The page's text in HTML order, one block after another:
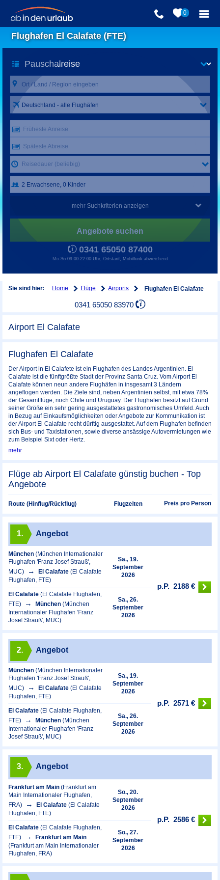
0
Flughafen El Calafate (FTE)
Deutschland - alle Flughäfen
Früheste Anreise
Späteste Abreise
Reisedauer (beliebig)
mehr Suchkriterien anzeigen
Angebote suchen
0341 65050 87400
Mo-So 09:00-22:00 Uhr, Ortstarif, Mobilfunk abweichend
Sie sind hier: Home Flüge Airports Flughafen El Calafate
0341 65050 83970
Airport El Calafate
Flughafen El Calafate
Der Airport in El Calafete ist ein Flughafen des Landes Argentinien. El
Calafate ist die fünftgrößte Stadt der Provinz Santa Cruz. Vom Airport El
Calafate können neun andere Flughäfen in insgesamt 3 Ländern
angeflogen werden. Die Ziele sind, neben Argentinien selbst, mit etwa 78%
der Gesamtflüge, noch Chile und Uruguay. Der Flughafen besitzt auf Grund
seiner Größe ein sehr gering ausgestattetes gastronomisches Umfeld. Auch
in Bezug auf Einkaufsmöglichkeiten oder Angebote zur Kommunikation ist
der Airport El Calafate recht dürftig ausgestattet. Auf dem Flughafen befinden
sich Bus- und Taxistationen, sowie diverse ansässige Autovermietungen wie
zum Beispiel Sixt oder Hertz.
mehr
Flüge ab Airport El Calafate günstig buchen - Top
Angebote
Route (Hinflug/Rückflug) Flugzeiten Preis pro Person
1. Angebot
München (München Internationaler
Flughafen 'Franz Josef Strauß',
MUC)
El Calafate (El Calafate
Flughafen, FTE)
Sa., 19.
September
2026
El Calafate (El Calafate Flughafen,
FTE)
München (München
Internationaler Flughafen 'Franz
Josef Strauß', MUC)
Sa., 26.
September
2026
p.P. 2188 €
2. Angebot
München (München Internationaler
Flughafen 'Franz Josef Strauß',
MUC)
El Calafate (El Calafate
Flughafen, FTE)
Sa., 19.
September
2026
El Calafate (El Calafate Flughafen,
FTE)
München (München
Internationaler Flughafen 'Franz
Josef Strauß', MUC)
Sa., 26.
September
2026
p.P. 2571 €
3. Angebot
Frankfurt am Main (Frankfurt am
Main Internationaler Flughafen,
FRA)
El Calafate (El Calafate
Flughafen, FTE)
So., 20.
September
2026
El Calafate (El Calafate Flughafen,
FTE)
Frankfurt am Main
(Frankfurt am Main Internationaler
Flughafen, FRA)
So., 27.
September
2026
p.P. 2586 €